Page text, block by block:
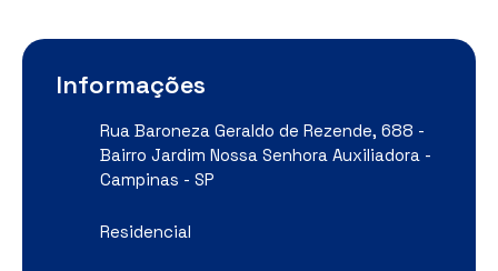
Informações
Rua Baroneza Geraldo de Rezende, 688 -
Bairro Jardim Nossa Senhora Auxiliadora -
Campinas - SP
Residencial